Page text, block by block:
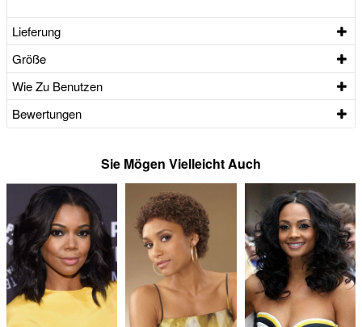
Lieferung
Größe
Wie Zu Benutzen
Bewertungen
Sie Mögen Vielleicht Auch